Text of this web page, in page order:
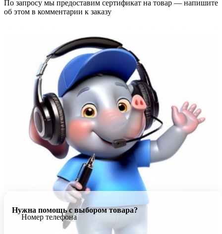
По запросу мы предоставим сертификат на товар — напишите
об этом в комментарии к заказу
Нужна помощь с выбором товара?
Номер телефона